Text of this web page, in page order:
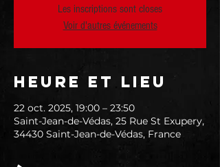
Les inscriptions sont closes
Voir d'autres événements
Heure et lieu
22 oct. 2025, 19:00 – 23:50
Saint-Jean-de-Védas, 25 Rue St Exupery,
34430 Saint-Jean-de-Védas, France